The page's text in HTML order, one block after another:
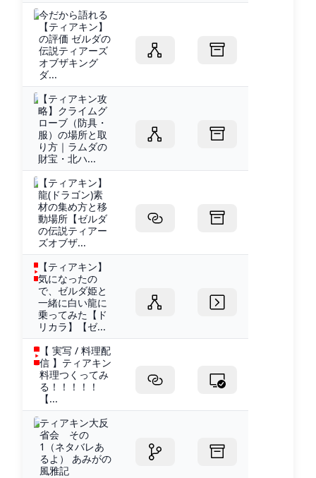
今だから語れる
【ティアキン】
の評価 ゼルダの
伝説ティアーズ
オブザキング
ダ...
【ティアキン攻
略】クライムグ
ローブ（防具・
服）の場所と取
り方｜ラムダの
財宝・北ハ...
【ティアキン】
龍(ドラゴン)素
材の集め方と移
動場所【ゼルダ
の伝説ティアー
ズオブザ...
【ティアキン】
気になったの
で、ゼルダ姫と
一緒に白い龍に
乗ってみた【ド
リカラ】【ゼ...
【 実写 / 料理配
信 】ティアキン
料理つくってみ
る！！！！！
【...
ティアキン大反
省会 その
1（ネタバレあ
るよ） あみがの
風雅記